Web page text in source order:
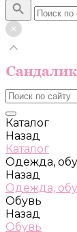
Каталог
Назад
Каталог
Одежда,
Назад
Одежда,
Обувь
Назад
Обувь